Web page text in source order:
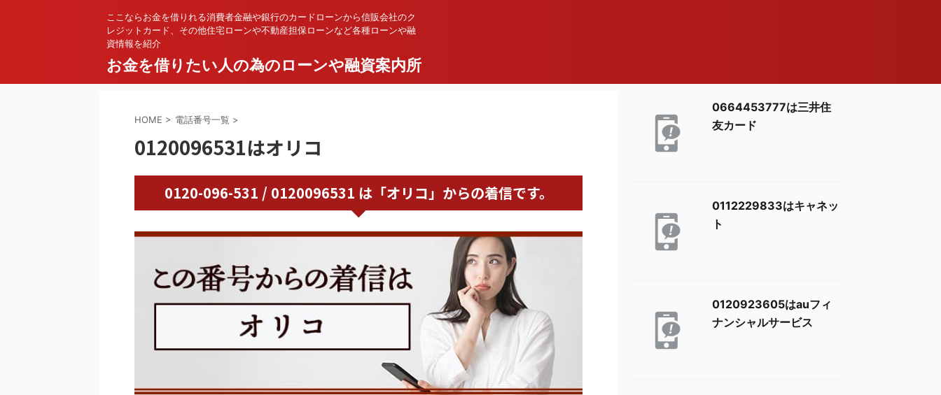
ここならお金を借りれる消費者金融や銀行のカードローンから信販会社のク
レジットカード、その他住宅ローンや不動産担保ローンなど各種ローンや融
資情報を紹介
お金を借りたい人の為のローンや融資案内所
HOME > 電話番号一覧 >
0120096531はオリコ
0120-096-531 / 0120096531 は「オリコ」からの着信です。
0664453777は三井住
友カード
0112229833はキャネッ
ト
0120923605はauフィ
ナンシャルサービス